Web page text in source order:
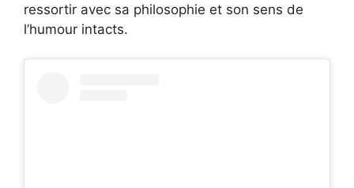
ressortir avec sa philosophie et son sens de
l’humour intacts.